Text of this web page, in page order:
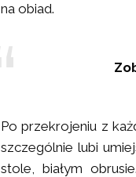
na obiad.
Po przekrojeniu z
szczególnie lubi
stole, białym